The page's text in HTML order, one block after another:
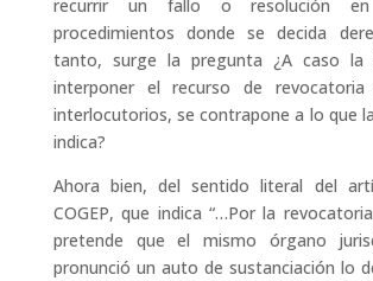
recurrir un fallo o resolución
procedimientos donde se decida
tanto, surge la pregunta ¿A caso la
interponer el recurso de
interlocutorios, se contrapone a lo que
indica?
Ahora bien, del sentido literal del
COGEP, que indica “…Por la
pretende que el mismo órgano
pronunció un auto de sustanciación lo